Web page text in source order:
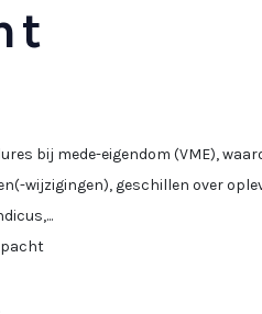
bij mede-eigendom (VME),
wijzigingen), geschillen over
pacht